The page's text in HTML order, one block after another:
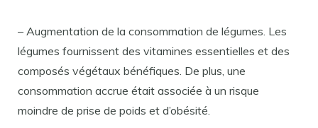
– Augmentation de la consommation de légumes. Les
légumes fournissent des vitamines essentielles et des
composés végétaux bénéfiques. De plus, une
consommation accrue était associée à un risque
moindre de prise de poids et d’obésité.